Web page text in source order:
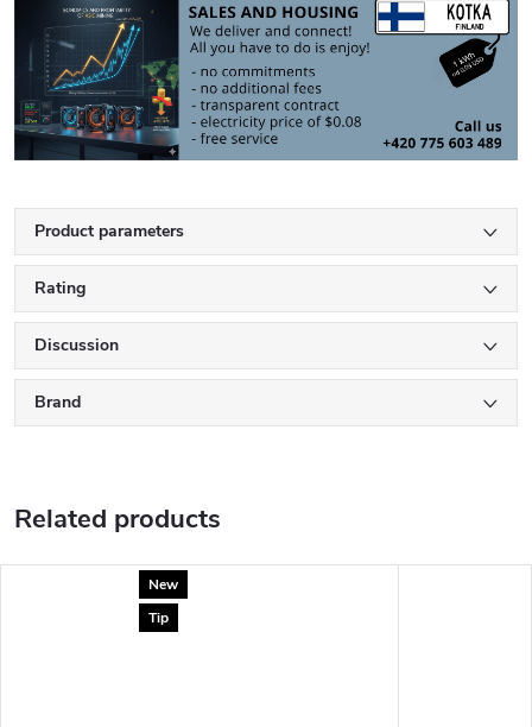
Product parameters
Rating
Discussion
Brand
Related products
New
Tip